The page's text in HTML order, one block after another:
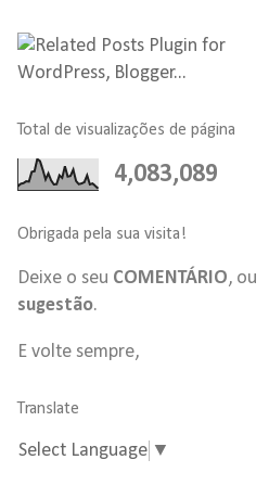
Total de visualizações de página
4,083,089
Obrigada pela sua visita!
Deixe o seu COMENTÁRIO, ou
sugestão.
E volte sempre,
Translate
Select Language ▼